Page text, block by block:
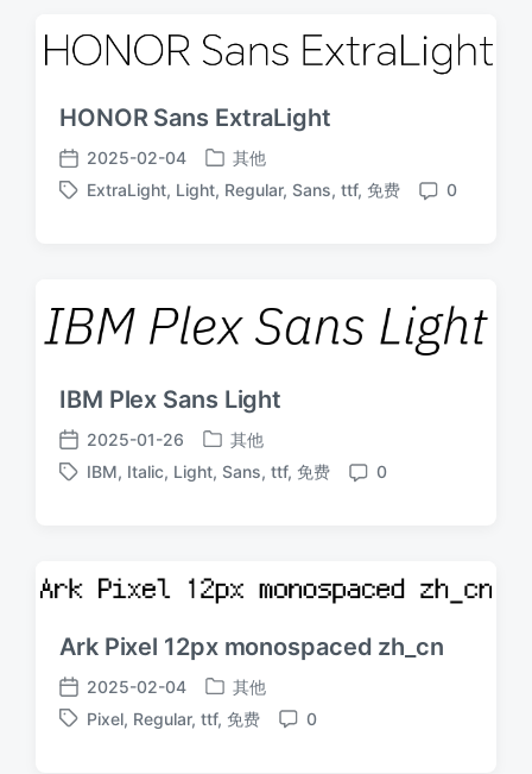
HONOR Sans ExtraLight
发
布
2025-02-04
发
布
其他
标
ExtraLight, Light, Regular, Sans, ttf, 免费
评
0
IBM Plex Sans Light
发
布
2025-01-26
发
布
其他
标
IBM, Italic, Light, Sans, ttf, 免费
评
0
Ark Pixel 12px monospaced zh_cn
发
布
2025-02-04
发
布
其他
标
Pixel, Regular, ttf, 免费
评
0